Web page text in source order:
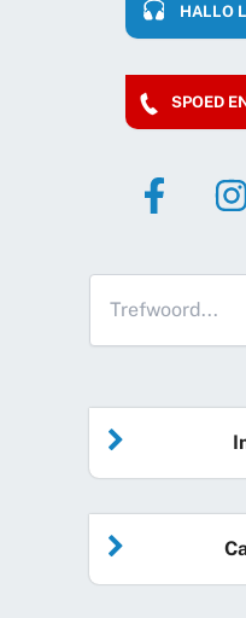
HALLO
SPOED